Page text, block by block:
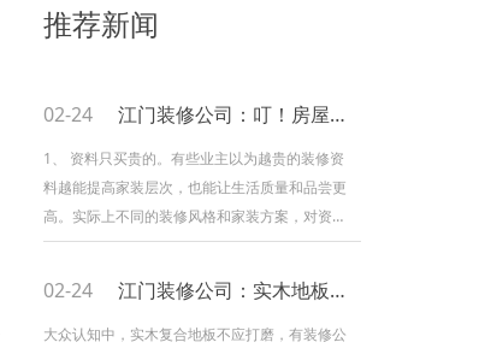
推荐新闻
02-24 江门装修公司：叮！房屋装修避坑四点
1、 资料只买贵的。有些业主以为越贵的装修资
料越能提高家装层次，也能让生活质量和品尝更
高。实际上不同的装修风格和家装方案，对资料
的原料、品种有纷歧样的要求，只要坚持协调性
贵的。 2、 装修不加约束。适当的装修可以
提高美观性，营建良好的气氛和环境，然而过度
02-24 江门装修公司：实木地板可否打磨
大众认知中，实木复合地板不应打磨，有装修公